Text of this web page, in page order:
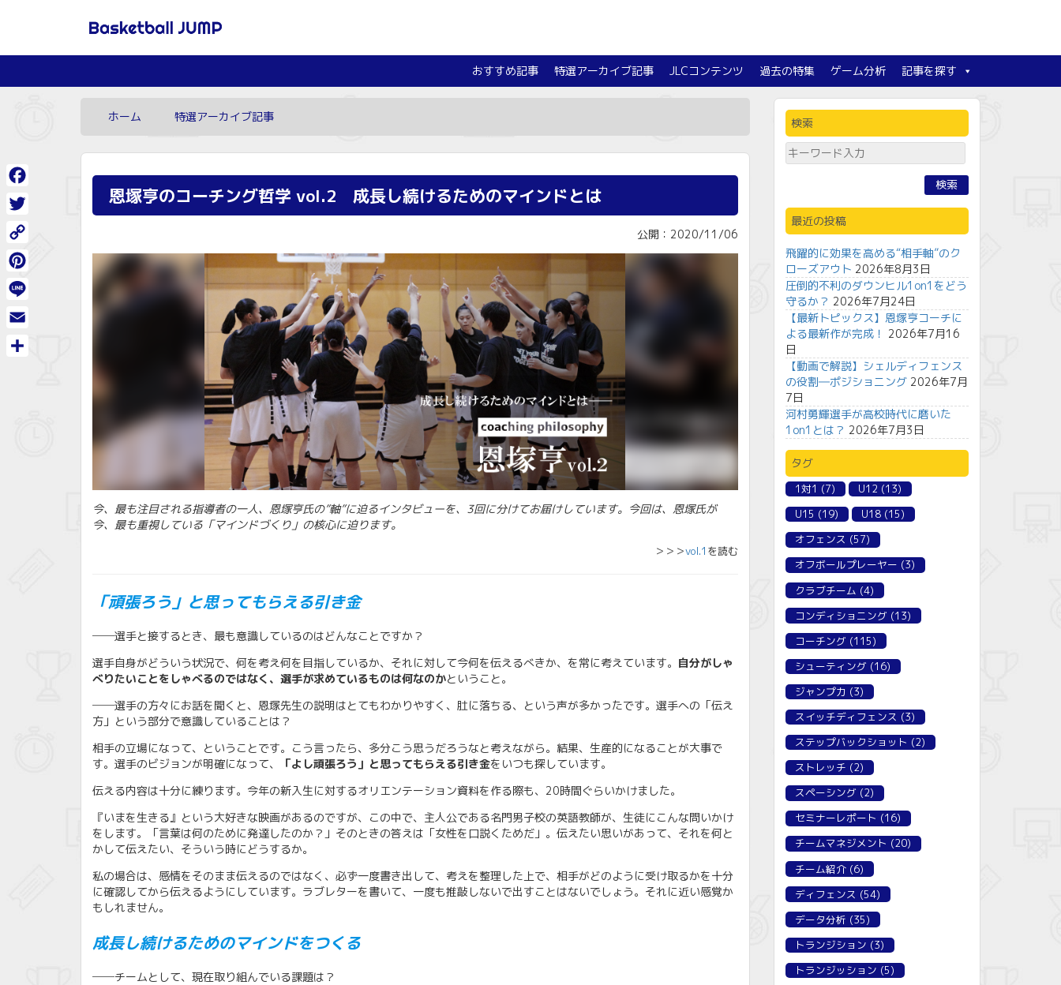
おすすめ記事 特選アーカイブ記事 JLCコンテンツ 過去の特集 ゲーム分析 記事を探す
ホーム 特選アーカイブ記事
恩塚亨のコーチング哲学 vol.2 成長し続けるためのマインドとは
公開：2020/11/06
今、最も注目される指導者の一人、恩塚亨氏の”軸”に迫るインタビューを、3回に分けてお届けしています。今回は、恩塚氏が
今、最も重視している「マインドづくり」の核心に迫ります。
＞＞＞vol.1 を読む
「頑張ろう」と思ってもらえる引き金
──選手と接するとき、最も意識しているのはどんなことですか？
選手自身がどういう状況で、何を考え何を目指しているか、それに対して今何を伝えるべきか、を常に考えています。 自分がしゃ
べりたいことをしゃべるのではなく、選手が求めているものは何なのかということ。
──選手の方々にお話を聞くと、恩塚先生の説明はとてもわかりやすく、肚に落ちる、という声が多かったです。選手への「伝え
方」という部分で意識していることは？
相手の立場になって、ということです。こう言ったら、多分こう思うだろうなと考えながら。結果、生産的になることが大事で
す。選手のビジョンが明確になって、
「よし頑張ろう」と思ってもらえる引き金をいつも探しています。
伝える内容は十分に練ります。今年の新入生に対するオリエンテーション資料を作る際も、20時間ぐらいかけました。
『いまを生きる』という大好きな映画があるのですが、この中で、主人公である名門男子校の英語教師が、生徒にこんな問いかけ
をします。「言葉は何のために発達したのか？」そのときの答えは「女性を口説くためだ」。伝えたい思いがあって、それを何と
かして伝えたい、そういう時にどうするか。
私の場合は、感情をそのまま伝えるのではなく、必ず一度書き出して、考えを整理した上で、相手がどのように受け取るかを十分
に確認してから伝えるようにしています。ラブレターを書いて、一度も推敲しないで出すことはないでしょう。それに近い感覚か
もしれません。
成長し続けるためのマインドをつくる
──チームとして、現在取り組んでいる課題は？
検索
検索
最近の投稿
飛躍的に効果を高める“相手軸”のク
ローズアウト 2026年8月3日
圧倒的不利のダウンヒル1on1をどう
守るか？ 2026年7月24日
【最新トピックス】恩塚亨コーチに
よる最新作が完成！ 2026年7月16
日
【動画で解説】シェルディフェンス
の役割―ポジショニング 2026年7月
7日
河村勇輝選手が高校時代に磨いた
1on1とは？ 2026年7月3日
タグ
1対1 (7) U12 (13)
U15 (19) U18 (15)
オフェンス (57)
オフボールプレーヤー (3)
クラブチーム (4)
コンディショニング (13)
コーチング (115)
シューティング (16)
ジャンプ力 (3)
スイッチディフェンス (3)
ステップバックショット (2)
ストレッチ (2)
スペーシング (2)
セミナーレポート (16)
チームマネジメント (20)
チーム紹介 (6)
ディフェンス (54)
データ分析 (35)
トランジション (3)
トランジッション (5)
Facebook
Twitter
Copy
Link
Pinterest
Line
Email